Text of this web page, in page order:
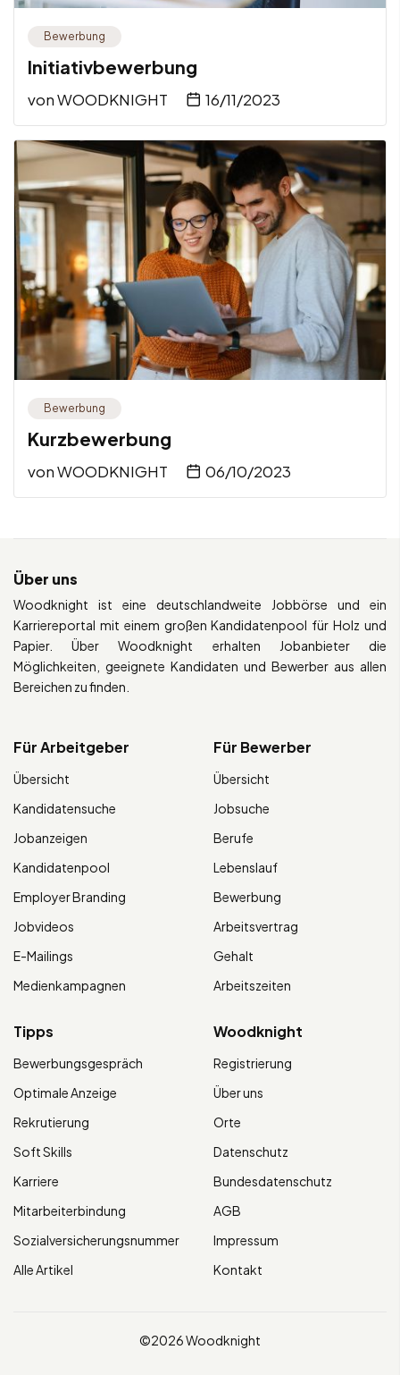
Bewerbung
Initiativbewerbung
vonWOODKNIGHT 16/11/2023
Bewerbung
Kurzbewerbung
vonWOODKNIGHT 06/10/2023
Über uns
Woodknight ist eine deutschlandweite Jobbörse und ein
Karriereportal mit einem großen Kandidatenpool für Holz und
Papier. Über Woodknight erhalten Jobanbieter die
Möglichkeiten, geeignete Kandidaten und Bewerber aus allen
Bereichen zu finden.
Für Arbeitgeber
Übersicht
Kandidatensuche
Jobanzeigen
Kandidatenpool
Employer Branding
Jobvideos
E-Mailings
Medienkampagnen
Für Bewerber
Übersicht
Jobsuche
Berufe
Lebenslauf
Bewerbung
Arbeitsvertrag
Gehalt
Arbeitszeiten
Tipps
Bewerbungsgespräch
Optimale Anzeige
Rekrutierung
Soft Skills
Karriere
Mitarbeiterbindung
Sozialversicherungsnummer
Alle Artikel
Woodknight
Registrierung
Über uns
Orte
Datenschutz
Bundesdatenschutz
AGB
Impressum
Kontakt
©2026 Woodknight